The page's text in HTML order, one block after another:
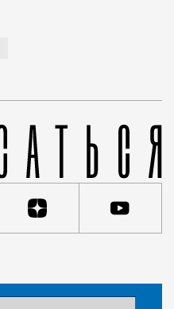
о том, как она